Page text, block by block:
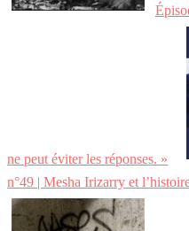
ne peut éviter les réponses. »
n°49 | Mesha Irizarry et